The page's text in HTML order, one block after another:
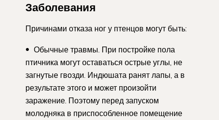
Заболевания
Причинами отказа ног у птенцов могут быть:
Обычные травмы. При постройке пола
птичника могут оставаться острые углы, не
загнутые гвозди. Индюшата ранят лапы, а в
результате этого и может произойти
заражение. Поэтому перед запуском
молодняка в приспособленное помещение